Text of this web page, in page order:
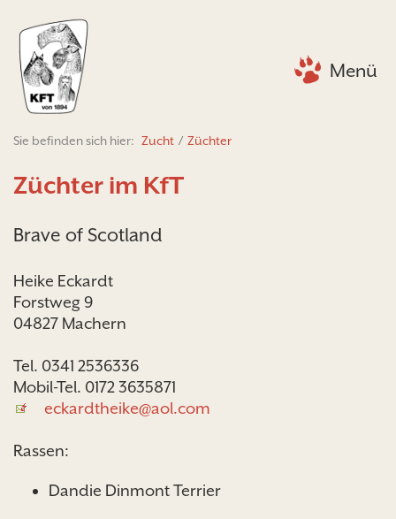
Menü
Sie befinden sich hier: Zucht / Züchter
Züchter im KfT
Brave of Scotland
Heike Eckardt
Forstweg 9
04827 Machern
Tel. 0341 2536336
Mobil-Tel. 0172 3635871
eckardtheike@aol.com
Rassen:
Dandie Dinmont Terrier